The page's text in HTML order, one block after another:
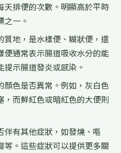
天排便的次數。明顯高於平時
之一。
質地，是水樣便、糊狀便，還
便通常表示腸道吸收水分的能
示腸道發炎或感染。
顏色是否異常。例如，灰白色
，而鮮紅色或暗紅色的大便則
伴有其他症狀，如發燒、嘔
等。這些症狀可以提供更多關